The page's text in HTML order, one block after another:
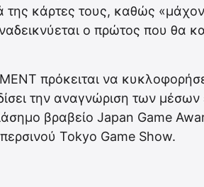
της κάρτες τους, καθώς
ο πρώτος που θα
πρόκειται να
την αναγνώριση των
βραβείο Japan Game
Tokyo Game Show.